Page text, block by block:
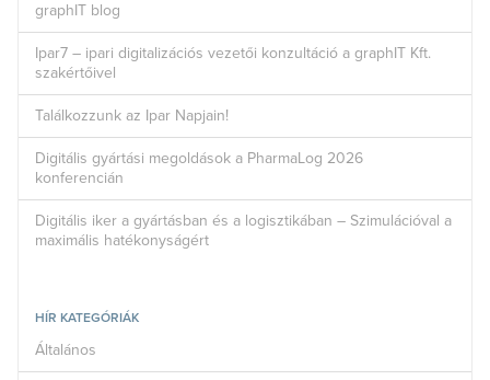
graphIT blog
Ipar7 – ipari digitalizációs vezetői konzultáció a graphIT Kft.
szakértőivel
Találkozzunk az Ipar Napjain!
Digitális gyártási megoldások a PharmaLog 2026
konferencián
Digitális iker a gyártásban és a logisztikában – Szimulációval a
maximális hatékonyságért
HÍR KATEGÓRIÁK
Általános